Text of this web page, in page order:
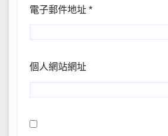
電子郵件地址 *
個人網站網址